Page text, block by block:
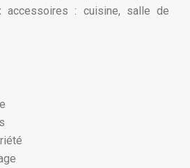
accessoires : cuisine, salle de